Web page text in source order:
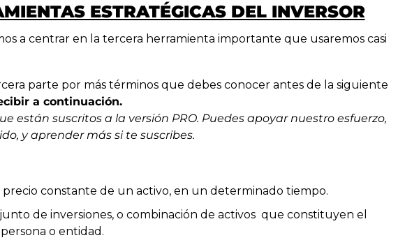
ESTRATÉGICAS DEL INVERSOR
a centrar en la tercera herramienta importante que usaremos casi
a continuación.
están suscritos a la versión PRO. Puedes apoyar nuestro esfuerzo,
y aprender más si te suscribes.
precio constante de un activo, en un determinado tiempo.
de inversiones, o combinación de activos  que constituyen el
o entidad.